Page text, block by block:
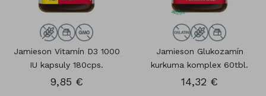
Jamieson Vitamín D3 1000
IU kapsuly 180cps.
9,85 €
Jamieson Glukozamín
kurkuma komplex 60tbl.
14,32 €